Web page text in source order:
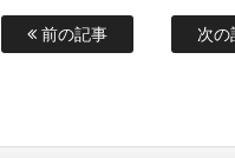
前の記事 次の